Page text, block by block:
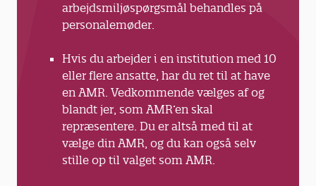
arbejdsmiljøspørgsmål behandles på
personalemøder.
Hvis du arbejder i en institution med 10
eller flere ansatte, har du ret til at have
en AMR. Vedkommende vælges af og
blandt jer, som AMR’en skal
repræsentere. Du er altså med til at
vælge din AMR, og du kan også selv
stille op til valget som AMR.